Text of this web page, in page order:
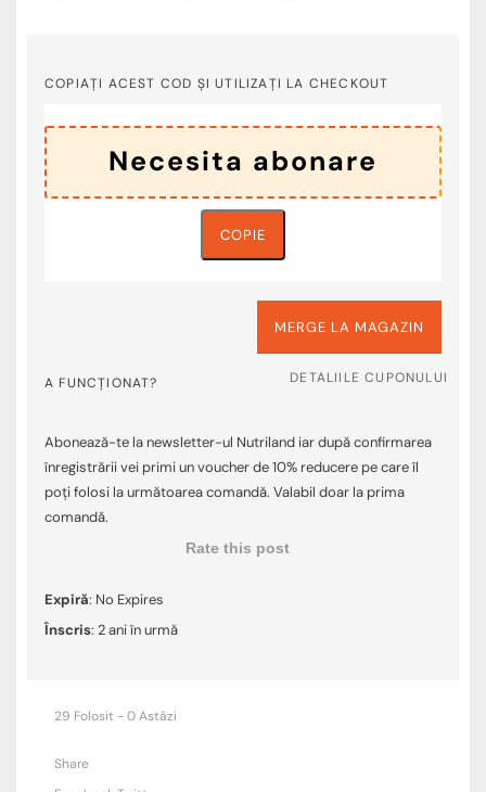
COPIAȚI ACEST COD ȘI UTILIZAȚI LA CHECKOUT
COPIE
MERGE LA MAGAZIN
A FUNCȚIONAT? DETALIILE CUPONULUI
Abonează-te la newsletter-ul Nutriland iar după confirmarea
înregistrării vei primi un voucher de 10% reducere pe care îl
poți folosi la următoarea comandă. Valabil doar la prima
comandă.
Rate this post
Expiră: No Expires
Înscris: 2 ani în urmă
29 Folosit - 0 Astăzi
Share